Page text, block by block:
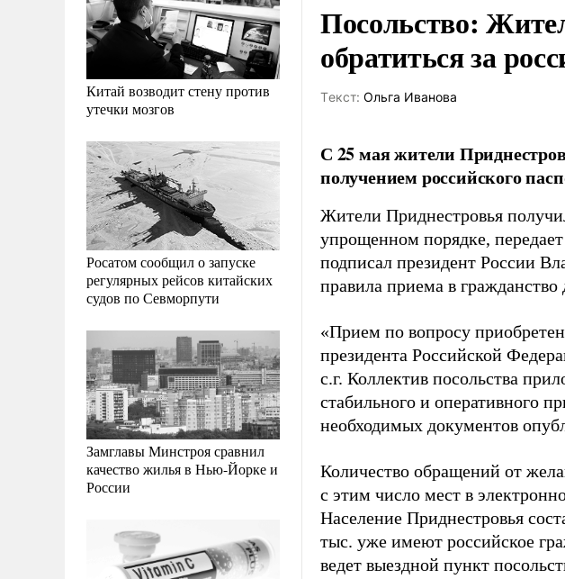
Китай возводит стену против
утечки мозгов
Росатом сообщил о запуске
регулярных рейсов китайских
судов по Севморпути
Замглавы Минстроя сравнил
качество жилья в Нью-Йорке и
России
Посольство:
обратиться за
Tекст: Ольга Иванова
С 25 мая жители
получением российского
Жители Приднестровья
упрощенном порядке, передает
подписал президент России
правила приема в гражданство
«Прием по вопросу
президента Российской
с.г. Коллектив посольства
стабильного и оперативного
необходимых документов
Количество обращений от
с этим число мест в
Население Приднестровья
тыс. уже имеют российское
ведет выездной пункт